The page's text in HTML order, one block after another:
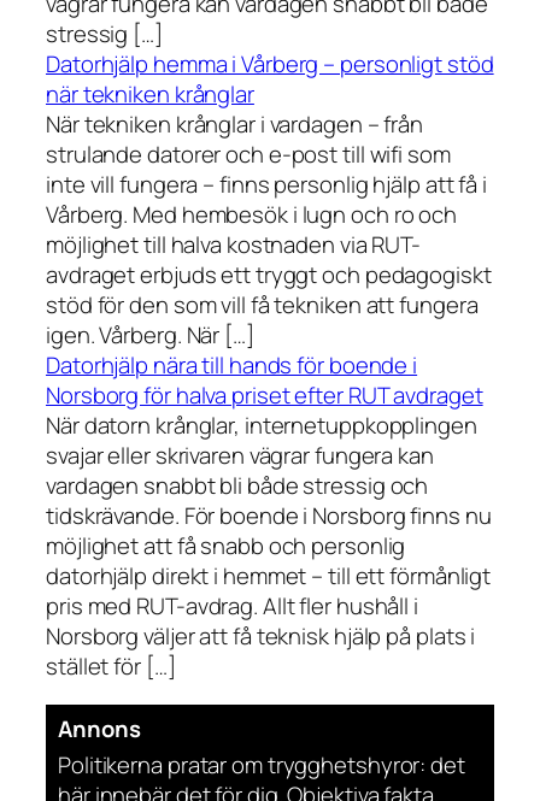
stressig […]
Datorhjälp hemma i Vårberg – personligt stöd
när tekniken krånglar
När tekniken krånglar i vardagen – från
strulande datorer och e-post till wifi som
inte vill fungera – finns personlig hjälp att få i
Vårberg. Med hembesök i lugn och ro och
möjlighet till halva kostnaden via RUT-
avdraget erbjuds ett tryggt och pedagogiskt
stöd för den som vill få tekniken att fungera
igen. Vårberg. När […]
Datorhjälp nära till hands för boende i
Norsborg för halva priset efter RUT avdraget
När datorn krånglar, internetuppkopplingen
svajar eller skrivaren vägrar fungera kan
vardagen snabbt bli både stressig och
tidskrävande. För boende i Norsborg finns nu
möjlighet att få snabb och personlig
datorhjälp direkt i hemmet – till ett förmånligt
pris med RUT-avdrag. Allt fler hushåll i
Norsborg väljer att få teknisk hjälp på plats i
stället för […]
Annons
Politikerna pratar om trygghetshyror: det